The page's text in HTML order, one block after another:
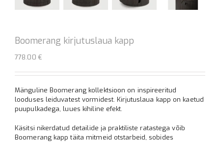
Boomerang kirjutuslaua kapp
778.00 €
Mänguline Boomerang kollektsioon on inspireeritud
looduses leiduvatest vormidest. Kirjutuslaua kapp on kaetud
puupulkadega, luues kihiline efekt.
Käsitsi nikerdatud detailide ja praktiliste ratastega võib
Boomerang kapp täita mitmeid otstarbeid, sobides